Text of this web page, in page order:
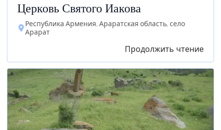
Церковь Святого Иакова
Республика Армения, Араратская область, село
Арарат
Продолжить чтение